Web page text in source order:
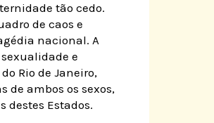
tão cedo.
de caos e
nacional. A
e
Rio de Janeiro,
de ambos os sexos,
destes Estados.